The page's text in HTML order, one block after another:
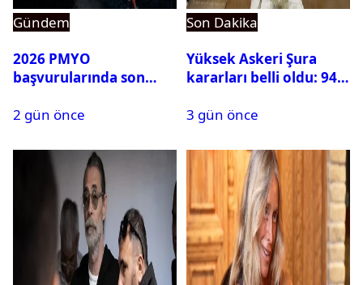
Gündem
2026 PMYO
başvurularında son
2 gün önce
Son Dakika
Yüksek Askeri Şura
kararları belli oldu: 94
3 gün önce